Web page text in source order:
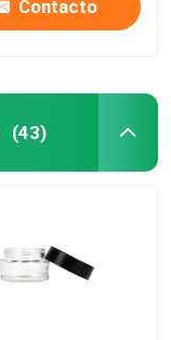
Contacto
(43)